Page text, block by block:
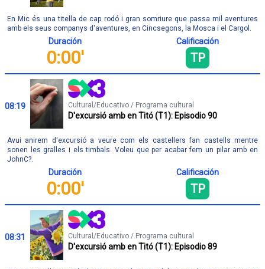
En Mic és una titella de cap rodó i gran somriure que passa mil aventures
amb els seus companys d'aventures, en Cincsegons, la Mosca i el Cargol.
Duración
0:00'
Calificación
TP
08:19 Cultural/Educativo / Programa cultural
D'excursió amb en Titó (T1): Episodio 90
Avui anirem d'excursió a veure com els castellers fan castells mentre
sonen les gralles i els timbals. Voleu que per acabar fem un pilar amb en
JohnC?.
Duración
0:00'
Calificación
TP
08:31 Cultural/Educativo / Programa cultural
D'excursió amb en Titó (T1): Episodio 89